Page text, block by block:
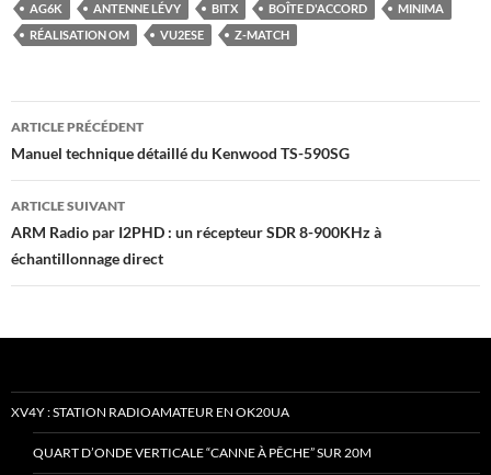
AG6K ANTENNE LÉVY BITX BOÎTE D'ACCORD
MINIMA
RÉALISATION OM
VU2ESE Z-MATCH
Navigation
des
articles
ARTICLE PRÉCÉDENT
Manuel technique détaillé du Kenwood TS-590SG
ARTICLE SUIVANT
ARM Radio par I2PHD : un récepteur SDR 8-900KHz à
échantillonnage direct
XV4Y : STATION RADIOAMATEUR EN OK20UA
QUART D’ONDE VERTICALE “CANNE À PÊCHE” SUR 20M